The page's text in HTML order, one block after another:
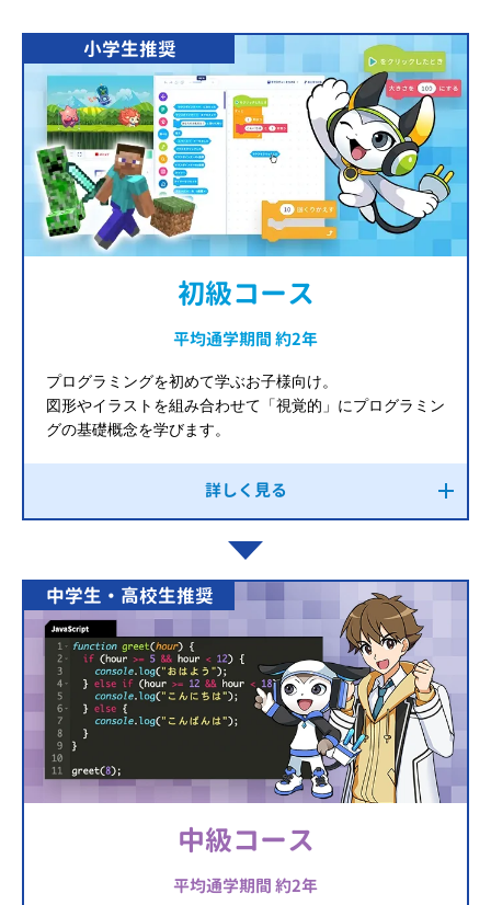
小学生推奨
初級コース
平均通学期間 約2年
プログラミングを初めて学ぶお子様向け。
図形やイラストを組み合わせて「視覚的」にプログラミン
グの基礎概念を学びます。
詳しく見る
中学生・高校生推奨
中級コース
平均通学期間 約2年